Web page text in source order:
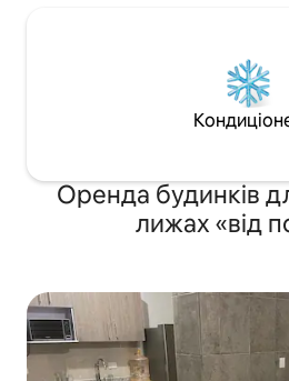
Оренда будинків
лижах «від